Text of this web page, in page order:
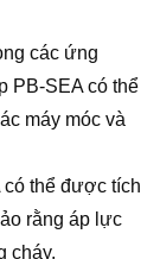
các ứng
PB-SEA có thể
máy móc và
có thể được tích
rằng áp lực
cháy.